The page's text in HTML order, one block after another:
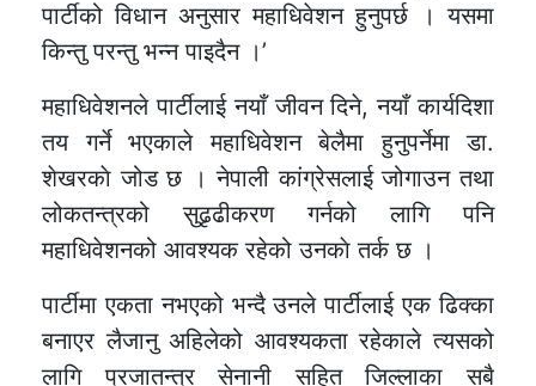
पार्टीको विधान अनुसार महाधिवेशन हुनुपर्छ । यसमा
किन्तु परन्तु भन्न पाइदैन ।’
महाधिवेशनले पार्टीलाई नयाँ जीवन दिने, नयाँ कार्यदिशा
तय गर्ने भएकाले महाधिवेशन बेलैमा हुनुपर्नेमा डा.
शेखरकाे जोड छ । नेपाली कांग्रेसलाई जोगाउन तथा
लोकतन्त्रको सुढृढीकरण गर्नको लागि पनि
महाधिवेशनको आवश्यक रहेको उनकाे तर्क छ ।
पार्टीमा एकता नभएको भन्दै उनले पार्टीलाई एक ढिक्का
बनाएर लैजानु अहिलेको आवश्यकता रहेकाले त्यसको
लागि प्रजातन्त्र सेनानी सहित जिल्लाका सबै